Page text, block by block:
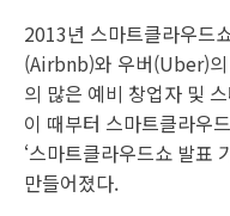
2013년 스마트클라우드
(Airbnb)와 우버(Uber)의
의 많은 예비 창업자 및
이 때부터 스마트클라우
‘스마트클라우드쇼 발표
만들어졌다.